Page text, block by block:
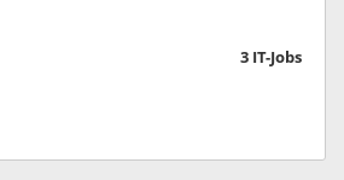
3 IT-Jobs